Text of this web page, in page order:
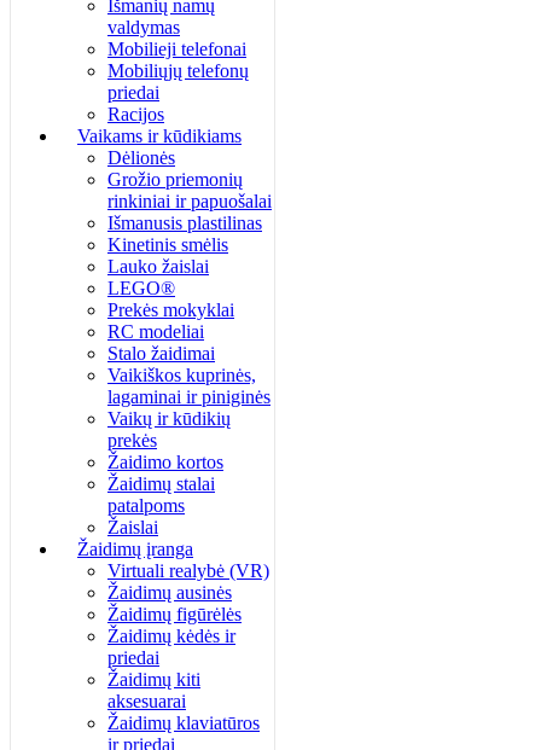
Išmanių namų
valdymas
Mobilieji telefonai
Mobiliųjų telefonų
priedai
Racijos
Vaikams ir kūdikiams
Dėlionės
Grožio priemonių
rinkiniai ir papuošalai
Išmanusis plastilinas
Kinetinis smėlis
Lauko žaislai
LEGO®
Prekės mokyklai
RC modeliai
Stalo žaidimai
Vaikiškos kuprinės,
lagaminai ir piniginės
Vaikų ir kūdikių
prekės
Žaidimo kortos
Žaidimų stalai
patalpoms
Žaislai
Žaidimų įranga
Virtuali realybė (VR)
Žaidimų ausinės
Žaidimų figūrėlės
Žaidimų kėdės ir
priedai
Žaidimų kiti
aksesuarai
Žaidimų klaviatūros
ir priedai